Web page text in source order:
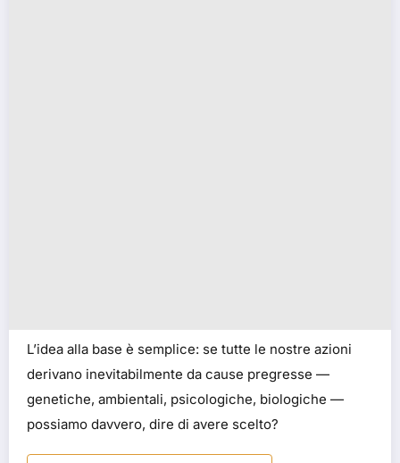
L’idea alla base è semplice: se tutte le nostre azioni
derivano inevitabilmente da cause pregresse —
genetiche, ambientali, psicologiche, biologiche —
possiamo davvero, dire di avere scelto?